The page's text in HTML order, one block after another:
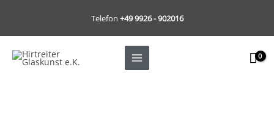
springen
Telefon +49 9926 - 902016